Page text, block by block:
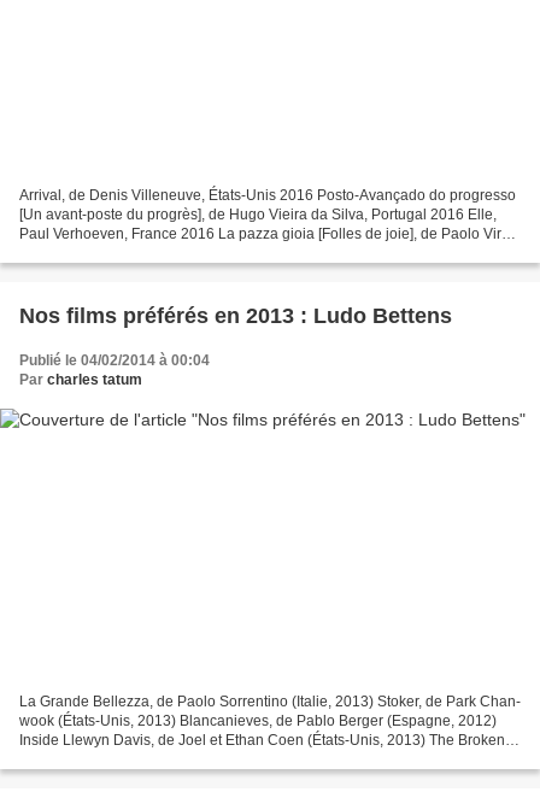
Arrival, de Denis Villeneuve, États-Unis 2016 Posto-Avançado do progresso
[Un avant-poste du progrès], de Hugo Vieira da Silva, Portugal 2016 Elle,
Paul Verhoeven, France 2016 La pazza gioia [Folles de joie], de Paolo Virzi,
Nos films préférés en 2013 : Ludo Bettens
Publié le 04/02/2014 à 00:04
Par charles tatum
La Grande Bellezza, de Paolo Sorrentino (Italie, 2013) Stoker, de Park Chan-
wook (États-Unis, 2013) Blancanieves, de Pablo Berger (Espagne, 2012)
Inside Llewyn Davis, de Joel et Ethan Coen (États-Unis, 2013) The Broken